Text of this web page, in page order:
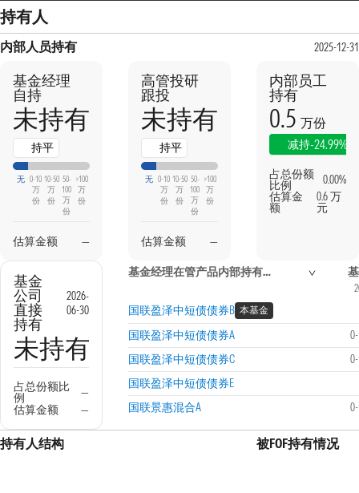
持有人
内部人员持有 2025-12-31
基金经理
自持
未持有
持平
无 0-10
万
份
10-50
万
份
50-
100
万
份
>100
万
份
估算金额 —
高管投研
跟投
未持有
持平
无 0-10
万
份
10-50
万
份
50-
100
万
份
>100
万
份
估算金额 —
内部员工
持有
0.5 万份
减持-24.99%
占总份额
比例
0.00%
估算金
额
0.6 万
元
基金
公司
直接
持有
2026-
06-30
未持有
占总份额比
例
—
估算金额
—
基金经理在管产品内部持有信息
国联盈泽中短债债券B 本基金
国联盈泽中短债债券A
国联盈泽中短债债券C
国联盈泽中短债债券E
国联景惠混合A
持有人结构 被FOF持有情况